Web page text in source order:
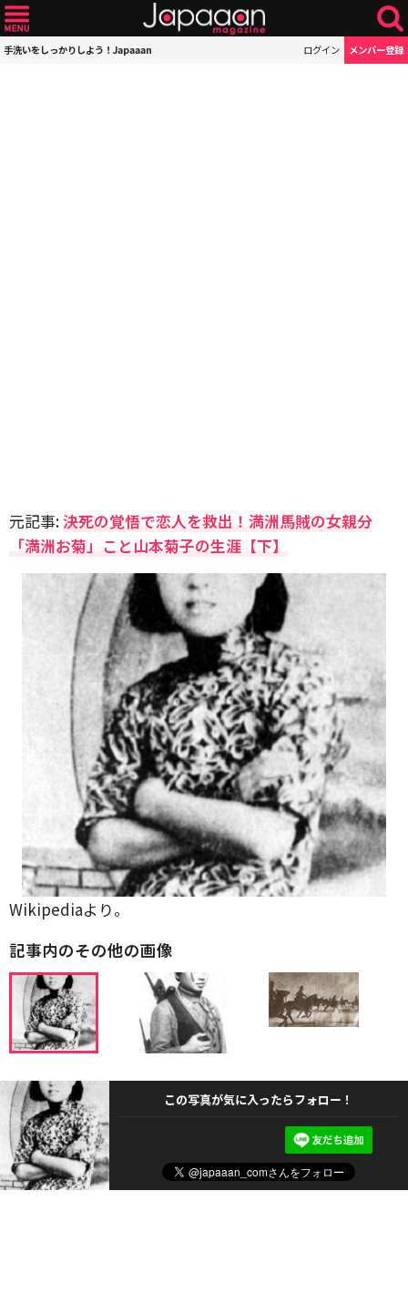
手洗いをしっかりしよう！Japaaan ログイン メンバー登録
元記事:決死の覚悟で恋人を救出！満洲馬賊の女親分
「満洲お菊」こと山本菊子の生涯【下】
Wikipediaより。
記事内のその他の画像
この写真が気に入ったらフォロー！